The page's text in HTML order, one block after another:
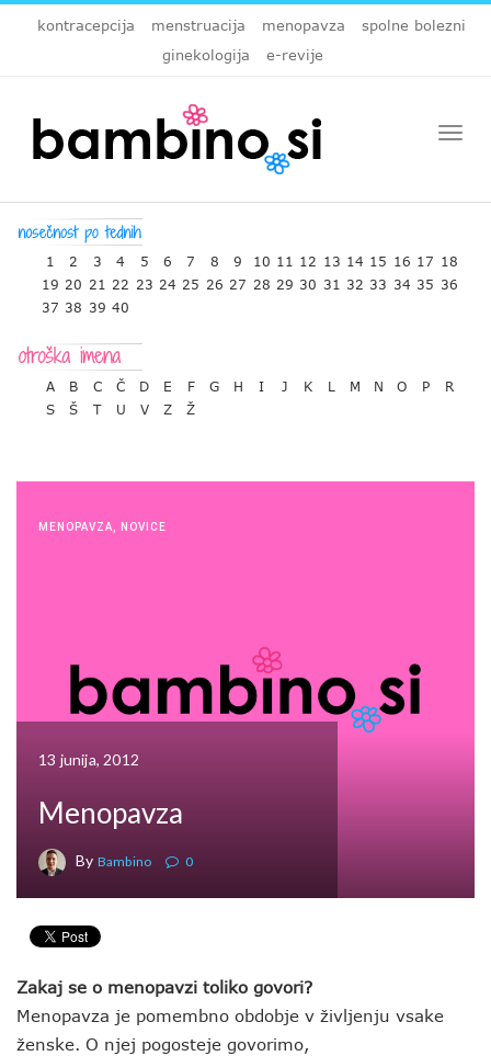
kontracepcija menstruacija menopavza
spolne bolezni
ginekologija
e-revije
1 2 3 4 5 6 7 8 9 10 11 12 13 14 15 16 17 18
19 20 21 22 23 24 25 26 27 28 29 30 31 32 33 34 35 36
37 38 39 40
A B C Č D E F G H I J K L M N O P
R
S
Š T U V Z Ž
MENOPAVZA NOVICE
13 junija, 2012
Menopavza
By Bambino 0
Zakaj se o menopavzi toliko govori?
Menopavza je pomembno obdobje v življenju vsake
ženske. O njej pogosteje govorimo,